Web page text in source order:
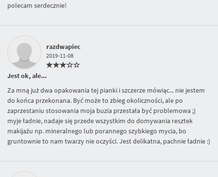
polecam serdecznie!
razdwapiec
2019-11-08
Jest ok, ale...
Za mną już dwa opakowania tej pianki i szczerze mówiąc... nie jestem
do końca przekonana. Być może to zbieg okoliczności, ale po
zaprzestaniu stosowania moja buzia przestała być problemowa ;)
myje ładnie, nadaje się przede wszystkim do domywania resztek
makijażu np. mineralnego lub porannego szybkiego mycia, bo
gruntownie to nam twarzy nie oczyści. Jest delikatna, pachnie ładnie :)